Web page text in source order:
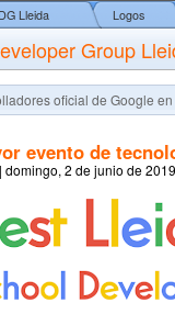
Lleida Logos
Group
oficial de Google
evento de
| domingo, 2 de junio de 2019